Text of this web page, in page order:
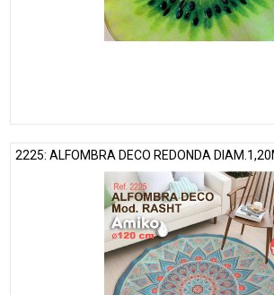
2225: ALFOMBRA DECO REDONDA